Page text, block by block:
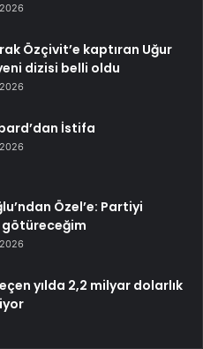
Özçivit’e kaptıran Uğur
dizisi belli oldu
İstifa
Özel’e: Partiyi
yılda 2,2 milyar dolarlık